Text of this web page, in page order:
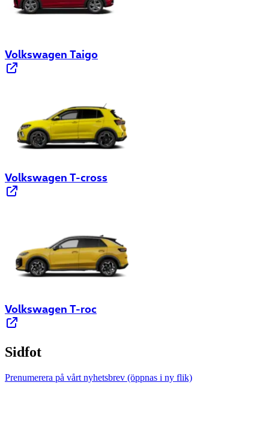
Volkswagen Taigo
Volkswagen T-cross
Volkswagen T-roc
Sidfot
Prenumerera på vårt nyhetsbrev (öppnas i ny flik)